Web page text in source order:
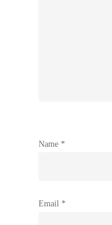
Name *
Email *